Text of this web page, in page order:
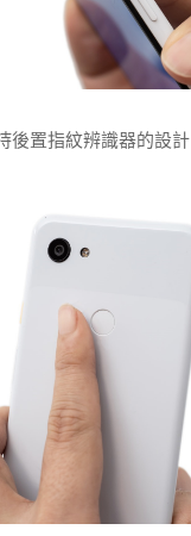
後置指紋辨識器的設計